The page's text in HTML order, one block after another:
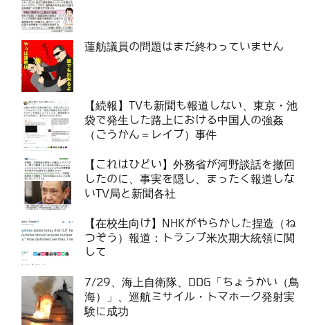
蓮舫議員の問題はまだ終わっていません
【続報】TVも新聞も報道しない、東京・池
袋で発生した路上における中国人の強姦
（ごうかん＝レイプ）事件
【これはひどい】外務省が河野談話を撤回
したのに、事実を隠し、まったく報道しな
いTV局と新聞各社
【在校生向け】NHKがやらかした捏造（ね
つぞう）報道：トランプ米次期大統領に関
して
7/29、海上自衛隊、DDG「ちょうかい（鳥
海）」、巡航ミサイル・トマホーク発射実
験に成功